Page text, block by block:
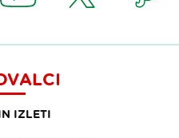
IZLETI